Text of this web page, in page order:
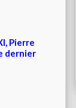
Pierre
dernier